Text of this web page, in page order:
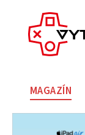
MAGAZÍN